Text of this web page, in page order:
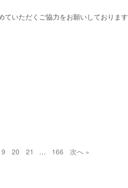
ていただくご協力をお願いしております
20 21 … 166 次へ »